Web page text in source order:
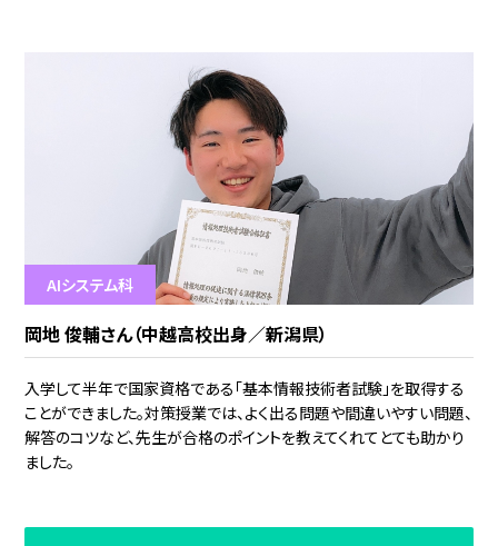
AIシステム科
岡地 俊輔さん（中越高校出身／新潟県）
入学して半年で国家資格である「基本情報技術者試験」を取得する
ことができました。対策授業では、よく出る問題や間違いやすい問題、
解答のコツなど、先生が合格のポイントを教えてくれてとても助かり
ました。